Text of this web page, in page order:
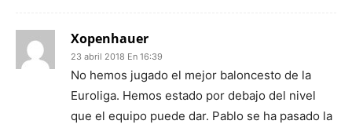
Xopenhauer
23 abril 2018 En 16:39
No hemos jugado el mejor baloncesto de la
Euroliga. Hemos estado por debajo del nivel
que el equipo puede dar. Pablo se ha pasado la